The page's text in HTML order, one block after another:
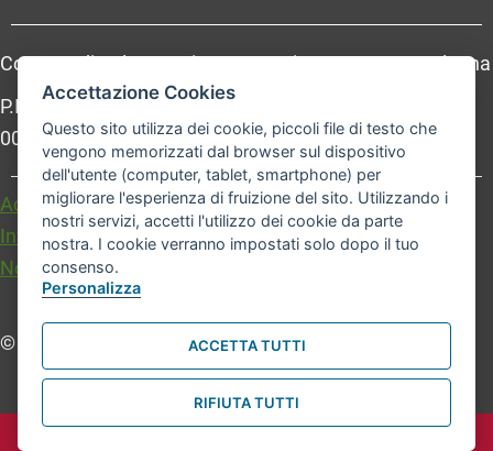
Comune di Bologna, Piazza Maggiore, 6 - 40124 Bologna
P.Iva: 01232710374 - Cod. IBAN: IT 88 R 02008 02435
000020067156
Accessibilità
Carta dei valori
Informativa sul trattamento dei dati personali
Note legali
© Comune di Bologna. Tutti i diritti riservati.
Accettazione Cookies
Questo sito utilizza dei cookie, piccoli file di testo che
vengono memorizzati dal browser sul dispositivo
dell'utente (computer, tablet, smartphone) per
migliorare l'esperienza di fruizione del sito. Utilizzando i
nostri servizi, accetti l'utilizzo dei cookie da parte
nostra. I cookie verranno impostati solo dopo il tuo
consenso.
Personalizza
ACCETTA TUTTI
RIFIUTA TUTTI